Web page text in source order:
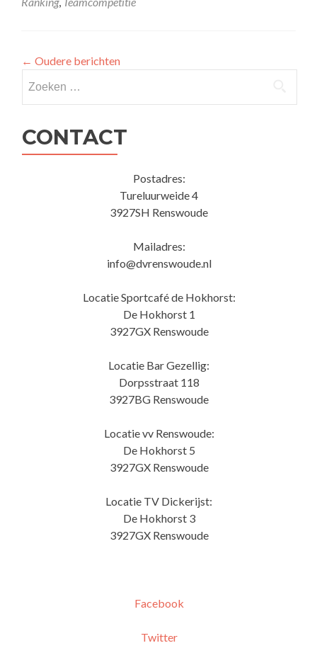
← Oudere berichten
naar:
CONTACT
Postadres:
Tureluurweide 4
3927SH Renswoude
Mailadres:
info@dvrenswoude.nl
Locatie Sportcafé de Hokhorst:
De Hokhorst 1
3927GX Renswoude
Locatie Bar Gezellig:
Dorpsstraat 118
3927BG Renswoude
Locatie vv Renswoude:
De Hokhorst 5
3927GX Renswoude
Locatie TV Dickerijst:
De Hokhorst 3
3927GX Renswoude
Facebook
Twitter